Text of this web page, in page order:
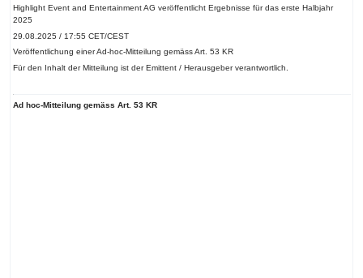
Highlight Event and Entertainment AG veröffentlicht Ergebnisse für das erste Halbjahr
2025
29.08.2025 / 17:55 CET/CEST
Veröffentlichung einer Ad-hoc-Mitteilung gemäss Art. 53 KR
Für den Inhalt der Mitteilung ist der Emittent / Herausgeber verantwortlich.
Ad hoc-Mitteilung gemäss Art. 53 KR